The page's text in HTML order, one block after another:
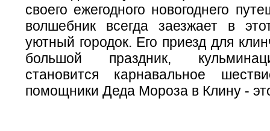
своего ежегодного новогоднего
волшебник всегда заезжает в
уютный городок. Его приезд для
большой праздник,
становится карнавальное
помощники Деда Мороза в Клину -